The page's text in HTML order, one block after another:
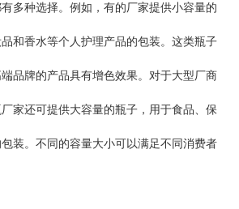
多种选择。例如，有的厂家提供小容量的
和香水等个人护理产品的包装。这类瓶子
品牌的产品具有增色效果。对于大型厂商
家还可提供大容量的瓶子，用于食品、保
装。不同的容量大小可以满足不同消费者